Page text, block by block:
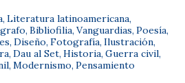
, Literatura latinoamericana,
, Bibliofilia, Vanguardias, Poesía,
, Diseño, Fotografía, Ilustración,
, Dau al Set, Historia, Guerra civil,
, Modernismo, Pensamiento